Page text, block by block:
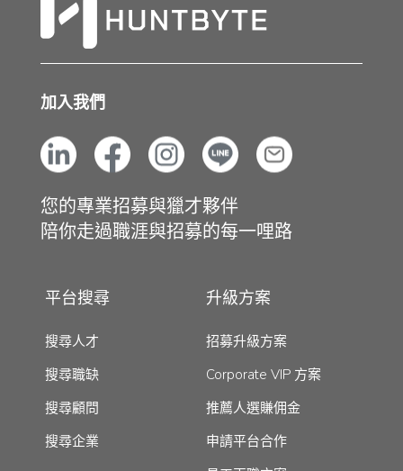
加入我們
您的專業招募與獵才夥伴
陪你走過職涯與招募的每一哩路
平台搜尋
搜尋人才
搜尋職缺
搜尋顧問
搜尋企業
升級方案
招募升級方案
Corporate VIP 方案
推薦人選賺佣金
申請平台合作